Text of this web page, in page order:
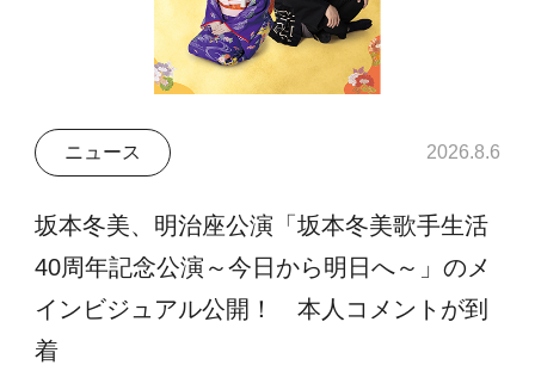
ニュース 2026.8.6
坂本冬美、明治座公演「坂本冬美歌手生活
40周年記念公演～今日から明日へ～」のメ
インビジュアル公開！ 本人コメントが到
着